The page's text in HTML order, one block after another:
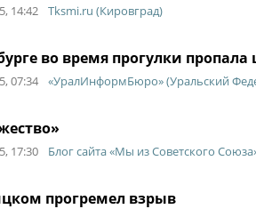
14:42 Tksmi.ru (Кировград)
во время прогулки
07:34 «УралИнформБюро» (Уральский
17:30 Блог сайта «Мы из Советского
прогремел взрыв